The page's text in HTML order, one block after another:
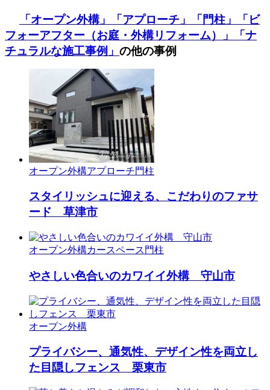
「オープン外構」 「アプローチ」 「門柱」
「ビ
フォーアフター（お庭・外構リフォーム）」
「ナ
チュラルな施工事例」 の他の事例
オープン外構アプローチ門柱
スタイリッシュに迎える、こだわりのファサ
ード 草津市
オープン外構カースペース 門柱
やさしい色合いのカワイイ外構 守山市
オープン外構
プライバシー、通気性、デザイン性を両立し
た目隠しフェンス 栗東市